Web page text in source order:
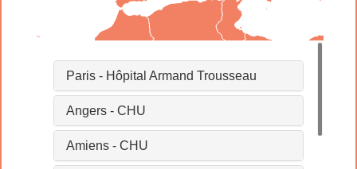
Paris - Hôpital Armand Trousseau
Angers - CHU
Amiens - CHU